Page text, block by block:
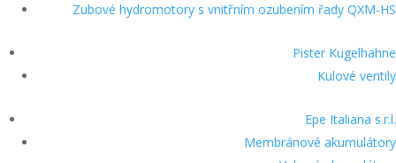
Zubové hydromotory s vnitřním ozubením řady QXM-HS
Pister Kugelhahne
Kulové ventily
Epe Italiana s.r.l.
Membránové akumulátory